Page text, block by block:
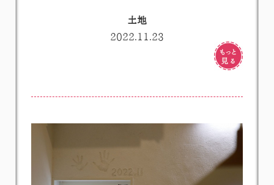
土地
2022.11.23